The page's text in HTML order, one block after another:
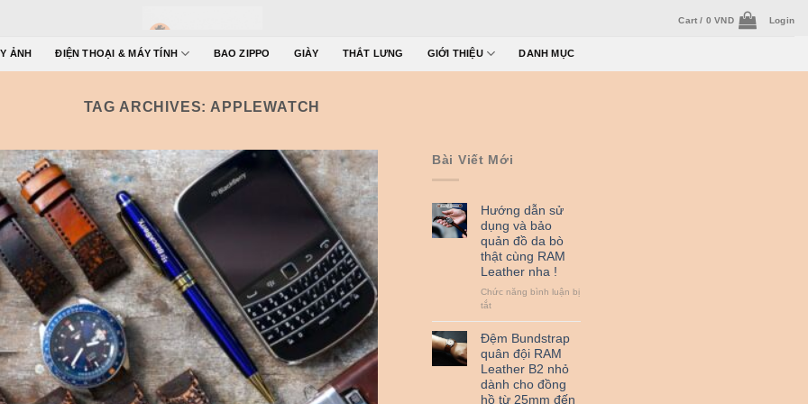
Cart / 0VND Login
ẢNH ĐIỆN THOẠI & MÁY TÍNH BAO ZIPPO GIÀY THẮT LƯNG GIỚI THIỆU DANH MỤC
TAG ARCHIVES: APPLEWATCH
Bài Viết Mới
Hướng dẫn sử
dụng và bảo
quản đồ da bò
thật cùng RAM
Leather nha !
Chức năng bình luận bị
tắtở
sử
dụng
và
bảo
quản
Đệm Bundstrap
quân đội RAM
Leather B2 nhỏ
dành cho đồng
hồ từ 25mm đến